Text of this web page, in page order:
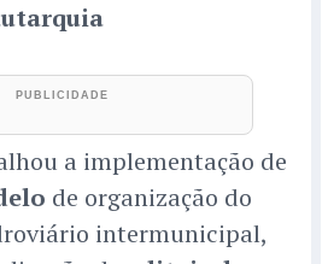
a implementação de
de organização do
intermunicipal,